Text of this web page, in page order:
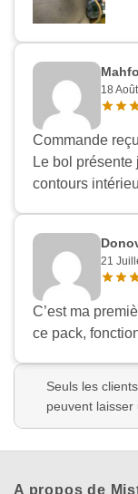
18
Commande
Le bol
contours
21
C’est ma
ce pack,
Seuls les
peuvent laisser
A propos de